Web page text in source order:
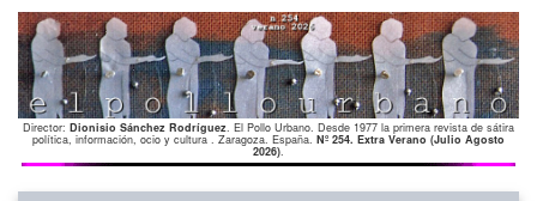
Director: Dionisio Sánchez Rodríguez. El Pollo Urbano. Desde 1977 la primera revista de sátira
política, información, ocio y cultura . Zaragoza. España. Nº 254. Extra Verano (Julio Agosto
2026).